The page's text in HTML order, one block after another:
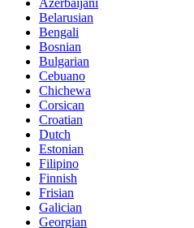
Azerbaijani
Belarusian
Bengali
Bosnian
Bulgarian
Cebuano
Chichewa
Corsican
Croatian
Dutch
Estonian
Filipino
Finnish
Frisian
Galician
Georgian